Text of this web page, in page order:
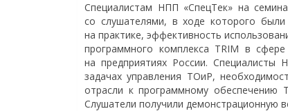
Специалистам НПП «СпецТек» на
со слушателями, в ходе которого
на практике, эффективность
программного комплекса TRIM в
на предприятиях России.
задачах управления ТОиР,
отрасли к программному обеспечению
Слушатели получили демонстрационную